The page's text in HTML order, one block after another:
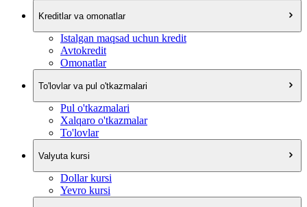
Kreditlar va omonatlar
Istalgan maqsad uchun kredit
Avtokredit
Omonatlar
To'lovlar va pul o'tkazmalari
Pul o'tkazmalari
Xalqaro o'tkazmalar
To'lovlar
Valyuta kursi
Dollar kursi
Yevro kursi